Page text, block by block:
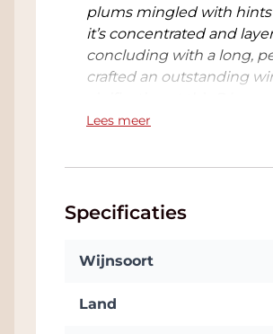
plums mingled with hints
it’s concentrated and
concluding with a long,
crafted an outstanding
Lees meer
Specificaties
Wijnsoort
Land